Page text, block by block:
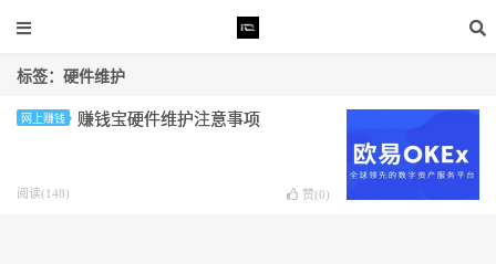
标签：硬件维护
网上赚钱 赚钱宝硬件维护注意事项
阅读(148) 赞(0)